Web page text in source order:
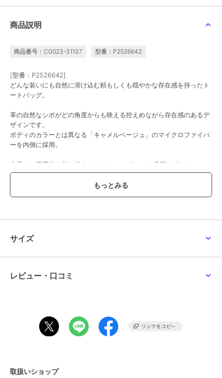
商品説明
商品番号：CG023-31137 型番：P2526642
[型番：P2526642]
どんな装いにも自然に溶け込む頼もしくも穏やかな存在感を持ったト
ートバッグ。
革の自然なシボがどの角度からも映える控えめながら存在感のあるデ
ザインです。
ボディのカラーとは異なる「キャメルベージュ」のマイクロファイバ
ーを内側に採用。
上品さと実用性を兼ね備えたトートバッグで、A4書類や13インチのノ
ートPC、ポーチ、500mlペットボトルなどを無理なく収納できる容量
荷物が多い日には、ショルダーストラップを取り付けて斜め掛けや肩
●裏地：マイクロファイバー
※全色「キャメルベージュ」を使用。
A4の書類を収納できるため、習い事やビジネスシーンでも活躍。
自然なシボで、革本来の弾力を愉しめる素材。
ナチュラルシュリンクの為、一枚一枚革の表情が異なります。
【グループについて】
サイズ
レビュー・口コミ
取扱いショップ